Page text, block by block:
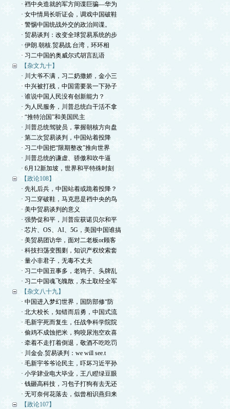
· 裆中央造就的军方间谍巨骗—华为
· 女中情局长听证会，调戏中国破鞋
· 警惕中国统战外交的政治间谍。
· 贸易谈判：改变全球贸易系统的步
· 伊朗.朝核.贸易战.台湾，环环相
· 习二中国的奥威尔式胡言乱语
【杂文九十】
· 川大爷不满，习二奶撒娇，金小三
· 中兴被打残，中国需要装一下孙子
· 谁说中国人民没有创新能力？
· 为人民服务，川普总统白干活不拿
· “推特治国”和美国民主
· 川普总统驾驶员，掌握朝核方向盘
· 第二次贸易谈判，中国站着投降
· 习二中国把“限期整改”推向世界
· 川普总统的谦虚、骄傲和吹牛逼
· 6月12新加坡，世界和平特殊时刻
【政论108】
· 先礼后兵，中国站着或跪着投降？
· 习二穿破鞋，马克思是裆中央的鸟
· 美中贸易谈判的意义
· 强势促和平，川普应获诺贝尔和平
· 芯片、OS、AI、5G，美国中国谁搞
· 美贸易团访华，面对二老板or顾客
· 科技扫荡变围剿，知识产权绞索套
· 量小非君子，无毒不丈夫
· 习二中国丑事多，老鸨子、头牌乱
· 习二中国魂飞魄散，东土取经全军
【杂文八十九】
· 中国进入梦幻世界，国防部修“防
· 北大校长，知错而后勇，中国式流
· 毛新宇死而复生，任战争科学院院
· 偷鸡不成蚀把米，狗咬尿泡空欢喜
· 牵着不走打着倒退，敬酒不吃吃罚
· 川金会.贸易谈判：we will see.t
· 毛新宇爷爷论民主，吓坏习近平孙
· 小学肄业电大毕业，王八瞪绿豆眼
· 钱砸高科技，习包子打狗有去无还
· 无可奈何花落去，似曾相识燕归来
【政论107】